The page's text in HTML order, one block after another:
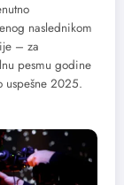
naslednikom
– za
pesmu godine
2025.